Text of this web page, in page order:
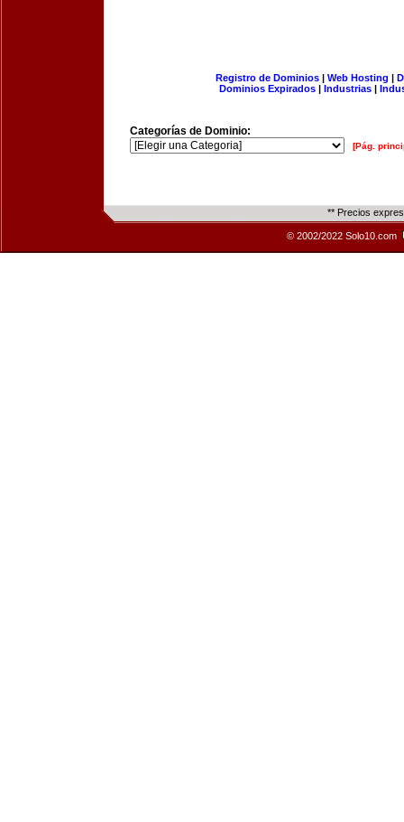
Registro de Dominios| Web Hosting |
Dominios Expirados | Industrias |
Categorías de Dominio:
[Pág.
** Precios
© 2002/2022 Solo10.com